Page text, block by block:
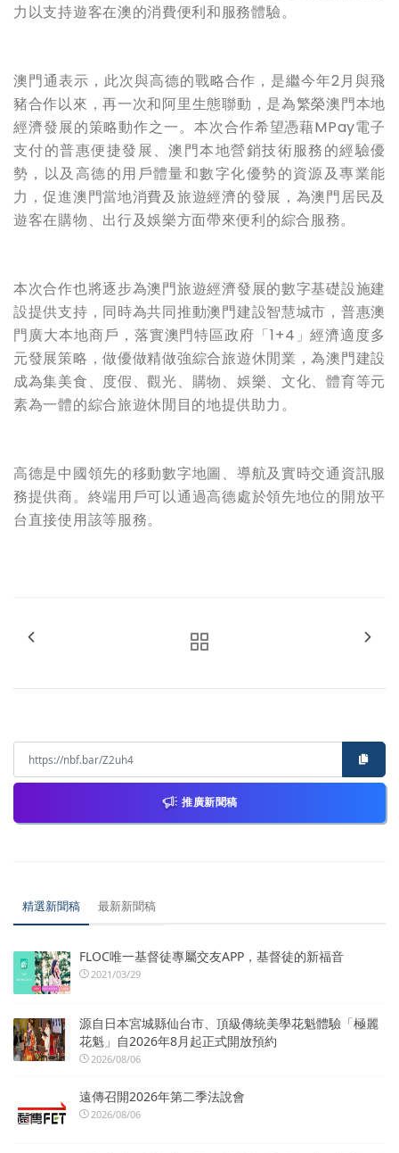
力以支持遊客在澳的消費便利和服務體驗。
澳門通表示，此次與高德的戰略合作，是繼今年2月與飛
豬合作以來，再一次和阿里生態聯動，是為繁榮澳門本地
經濟發展的策略動作之一。本次合作希望憑藉MPay電子
支付的普惠便捷發展、澳門本地營銷技術服務的經驗優
勢，以及高德的用戶體量和數字化優勢的資源及專業能
力，促進澳門當地消費及旅遊經濟的發展，為澳門居民及
遊客在購物、出行及娛樂方面帶來便利的綜合服務。
本次合作也將逐步為澳門旅遊經濟發展的數字基礎設施建
設提供支持，同時為共同推動澳門建設智慧城市，普惠澳
門廣大本地商戶，落實澳門特區政府「1+4 」經濟適度多
元發展策略，做優做精做強綜合旅遊休閒業，為澳門建設
成為集美食、度假、觀光、購物、娛樂、文化、體育等元
素為一體的綜合旅遊休閒目的地提供助力。
高德是中國領先的移動數字地圖、導航及實時交通資訊服
務提供商。終端用戶可以通過高德處於領先地位的開放平
台直接使用該等服務。
推廣新聞稿
精選新聞稿 最新新聞稿
FLOC唯一基督徒專屬交友APP，基督徒的新福音
2021/03/29
源自日本宮城縣仙台市、頂級傳統美學花魁體驗「極麗
花魁」自2026年8月起正式開放預約
2026/08/06
遠傳召開2026年第二季法說會
2026/08/06